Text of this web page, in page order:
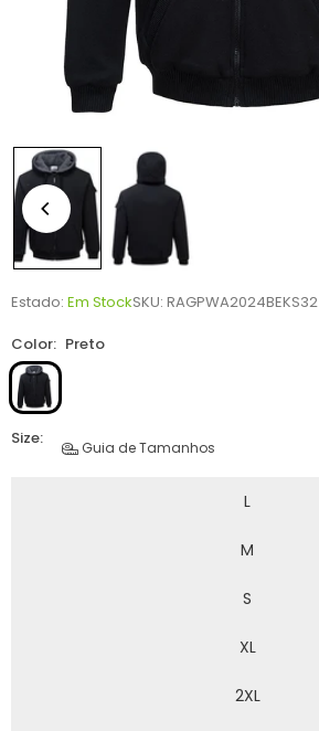
Estado: Em StockSKU: RAGPWA2024BEKS32
Color: Preto
Size: Guia de Tamanhos
L
M
S
XL
2XL